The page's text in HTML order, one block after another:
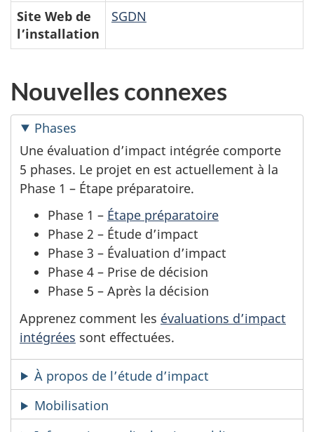
Site Web de
l’installation
SGDN
Nouvelles connexes
Phases
Une évaluation d’impact intégrée comporte
5 phases. Le projet en est actuellement à la
Phase 1 – Étape préparatoire.
Phase 1 – Étape préparatoire
Phase 2 – Étude d’impact
Phase 3 – Évaluation d’impact
Phase 4 – Prise de décision
Phase 5 – Après la décision
Apprenez comment les évaluations d’impact
intégrées sont effectuées.
À propos de l’étude d’impact
Mobilisation